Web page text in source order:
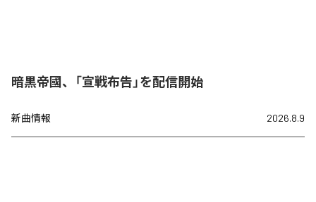
暗黒帝國、「宣戦布告」を配信開始
新曲情報 2026.8.9